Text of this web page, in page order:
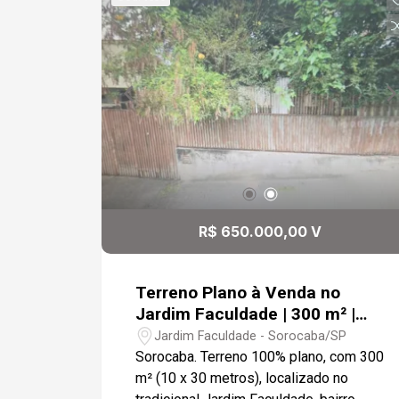
R$ 650.000,00 V
Terreno Plano à Venda no
Jardim Faculdade | 300 m² |
Localização na Zona Sul de
Sorocaba
Jardim Faculdade - Sorocaba/SP
Sorocaba. Terreno 100% plano, com 300
m² (10 x 30 metros), localizado no